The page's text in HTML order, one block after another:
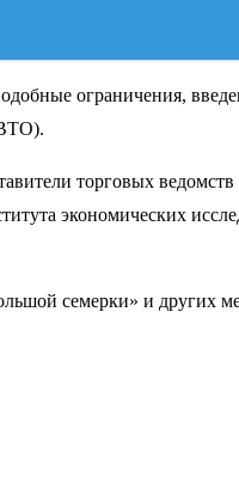
ограничения,
торговых
экономических
семерки» и других